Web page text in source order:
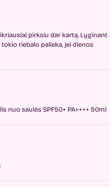
pirksiu dar kartą. Lyginant
riebalo palieka, jei dienos
nuo saulės SPF50+ PA++++ 50ml